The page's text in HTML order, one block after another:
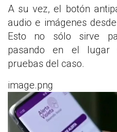
A su vez, el botón
audio e imágenes
Esto no sólo sirve
pasando en el lugar
pruebas del caso.
image.png